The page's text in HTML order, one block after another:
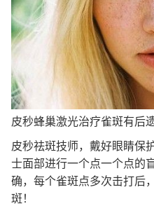
皮秒蜂巢激光治疗雀斑有后
皮秒祛斑技师，戴好眼睛保
士面部进行一个点一个点的
确，每个雀斑点多次击打后
斑！